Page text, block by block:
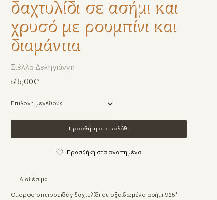
Στέλλα Δεληγιάννη
515,00€
Προσθήκη στο καλάθι
Προσθήκη στα αγαπημένα
Διαθέσιμο
Όμορφο σπειροειδές δαχτυλίδι σε οξειδωμένο ασήμι 925°
δαχτυλίδι σε ασήμι και
χρυσό με ρουμπίνι και
διαμάντια